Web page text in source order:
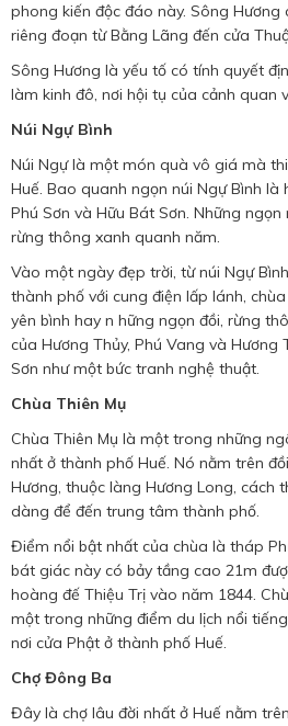
phong kiến độc đáo này. Sông Hương
riêng đoạn từ Bằng Lãng đến cửa
Sông Hương là yếu tố có tính quyết
làm kinh đô, nơi hội tụ của cảnh quan
Núi Ngự Bình
Núi Ngự là một món quà vô giá mà
Huế. Bao quanh ngọn núi Ngự Bình là
Phú Sơn và Hữu Bát Sơn. Những
rừng thông xanh quanh năm.
Vào một ngày đẹp trời, từ núi Ngự
thành phố với cung điện lấp lánh,
yên bình hay n hững ngọn đồi, rừng
của Hương Thủy, Phú Vang và Hương
Sơn như một bức tranh nghệ thuật.
Chùa Thiên Mụ
Chùa Thiên Mụ là một trong những
nhất ở thành phố Huế. Nó nằm trên
Hương, thuộc làng Hương Long, cách
dàng để đến trung tâm thành phố.
Điểm nổi bật nhất của chùa là tháp
bát giác này có bảy tầng cao 21m
hoàng đế Thiệu Trị vào năm 1844.
một trong những điểm du lịch nổi
nơi cửa Phật ở thành phố Huế.
Chợ Đông Ba
Đây là chợ lâu đời nhất ở Huế nằm